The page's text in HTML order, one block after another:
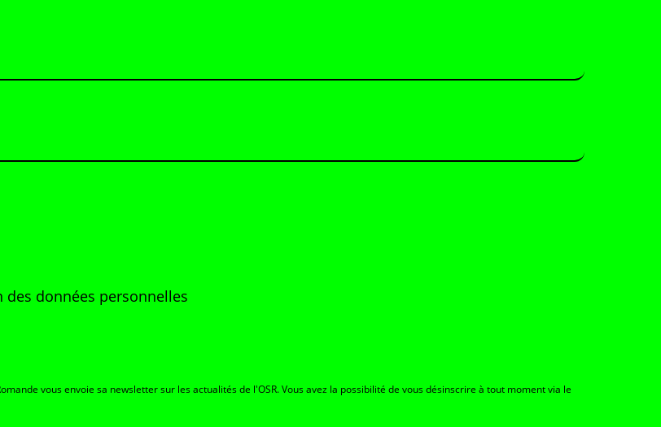
données personnelles
vous envoie sa newsletter sur les actualités de l'OSR. Vous avez la possibilité de vous désinscrire à tout moment via le